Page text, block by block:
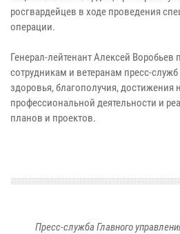
росгвардейцев в ходе проведения
операции.
Генерал-лейтенант Алексей
сотрудникам и ветеранам пресс-
здоровья, благополучия, достижения
профессиональной деятельности и
планов и проектов.
Пресс-служба Главного